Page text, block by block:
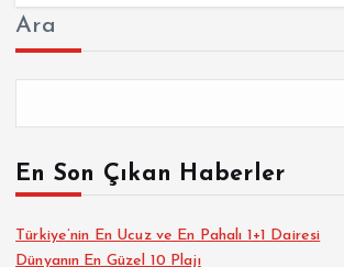
Ara
En Son Çıkan Haberler
Türkiye’nin En Ucuz ve En Pahalı 1+1 Dairesi
Dünyanın En Güzel 10 Plajı